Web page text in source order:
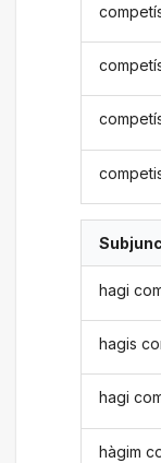
hagi
hagis
hagi
hàgim